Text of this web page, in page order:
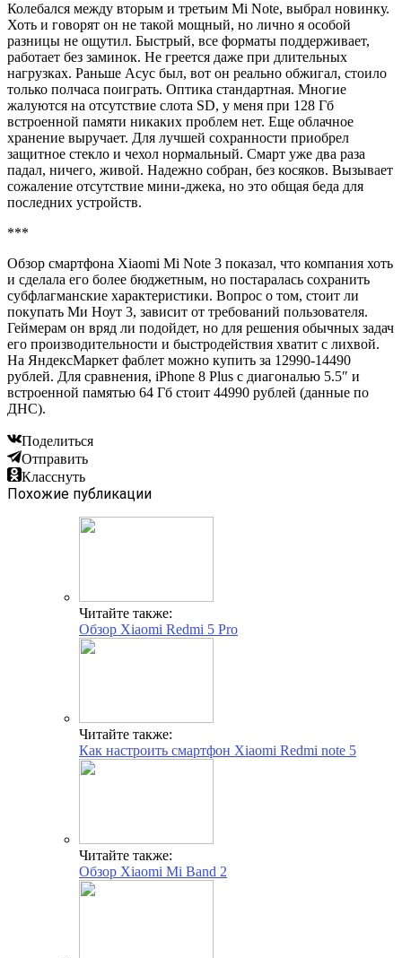
Колебался между вторым и третьим Mi Note, выбрал новинку.
Хоть и говорят он не такой мощный, но лично я особой
разницы не ощутил. Быстрый, все форматы поддерживает,
работает без заминок. Не греется даже при длительных
нагрузках. Раньше Асус был, вот он реально обжигал, стоило
только полчаса поиграть. Оптика стандартная. Многие
жалуются на отсутствие слота SD, у меня при 128 Гб
встроенной памяти никаких проблем нет. Еще облачное
хранение выручает. Для лучшей сохранности приобрел
защитное стекло и чехол нормальный. Смарт уже два раза
падал, ничего, живой. Надежно собран, без косяков. Вызывает
сожаление отсутствие мини-джека, но это общая беда для
последних устройств.
***
Обзор смартфона Xiaomi Mi Note 3 показал, что компания хоть
и сделала его более бюджетным, но постаралась сохранить
субфлагманские характеристики. Вопрос о том, стоит ли
покупать Ми Ноут 3, зависит от требований пользователя.
Геймерам он вряд ли подойдет, но для решения обычных задач
его производительности и быстродействия хватит с лихвой.
На ЯндексМаркет фаблет можно купить за 12990-14490
рублей. Для сравнения, iPhone 8 Plus с диагональю 5.5″ и
встроенной памятью 64 Гб стоит 44990 рублей (данные по
ДНС).
Поделиться
Отправить
Класснуть
Похожие публикации
Читайте также:
Обзор Xiaomi Redmi 5 Pro
Читайте также:
Как настроить смартфон Хiaomi Redmi note 5
Читайте также:
Обзор Xiaomi Mi Band 2